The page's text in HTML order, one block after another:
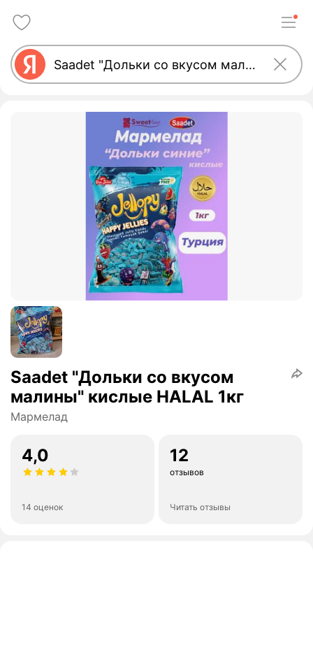
Saadet "Дольки со вкусом
малины" кислые HALAL 1кг
Мармелад
4,0
14 оценок
12
отзывов
Читать отзывы